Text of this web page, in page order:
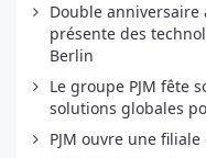
Double anniversaire
présente des
Berlin
Le groupe PJM fête
solutions globales
PJM ouvre une filiale